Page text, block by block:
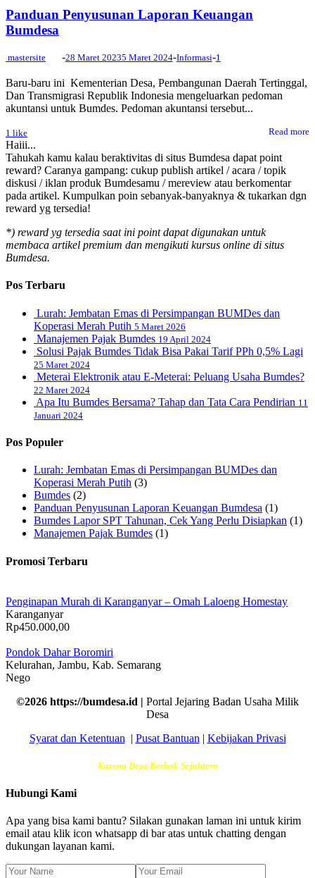
Panduan Penyusunan Laporan Keuangan
Bumdesa
mastersite -28 Maret 20235 Maret 2024-Informasi-1
Baru-baru ini Kementerian Desa, Pembangunan Daerah Tertinggal,
Dan Transmigrasi Republik Indonesia mengeluarkan pedoman
akuntansi untuk Bumdes. Pedoman akuntansi tersebut...
1 like Read more
Haiii...
Tahukah kamu kalau beraktivitas di situs Bumdesa dapat point
reward? Caranya gampang: cukup publish artikel / acara / topik
diskusi / iklan produk Bumdesamu / mereview atau berkomentar
pada artikel. Kumpulkan poin sebanyak-banyaknya & tukarkan dgn
reward yg tersedia!
*) reward yg tersedia saat ini point dapat digunakan untuk
membaca artikel premium dan mengikuti kursus online di situs
Bumdesa.
Pos Terbaru
Lurah: Jembatan Emas di Persimpangan BUMDes dan
Koperasi Merah Putih 5 Maret 2026
Manajemen Pajak Bumdes 19 April 2024
Solusi Pajak Bumdes Tidak Bisa Pakai Tarif PPh 0,5% Lagi
25 Maret 2024
Meterai Elektronik atau E-Meterai: Peluang Usaha Bumdes?
22 Maret 2024
Apa Itu Bumdes Bersama? Tahap dan Tata Cara Pendirian 11
Januari 2024
Pos Populer
Lurah: Jembatan Emas di Persimpangan BUMDes dan
Koperasi Merah Putih (3)
Bumdes (2)
Panduan Penyusunan Laporan Keuangan Bumdesa (1)
Bumdes Lapor SPT Tahunan, Cek Yang Perlu Disiapkan (1)
Manajemen Pajak Bumdes (1)
Promosi Terbaru
Penginapan Murah di Karanganyar – Omah Laloeng Homestay
Karanganyar
Rp450.000,00
Pondok Dahar Boromiri
Kelurahan, Jambu, Kab. Semarang
Nego
©2026 https://bumdesa.id | Portal Jejaring Badan Usaha Milik
Desa
Syarat dan Ketentuan | Pusat Bantuan | Kebijakan Privasi
Karena Desa Berhak Sejahtera
Hubungi Kami
Apa yang bisa kami bantu? Silakan gunakan laman ini untuk kirim
email atau klik icon whatsapp di bar atas untuk chatting dengan
dukungan layanan kami.